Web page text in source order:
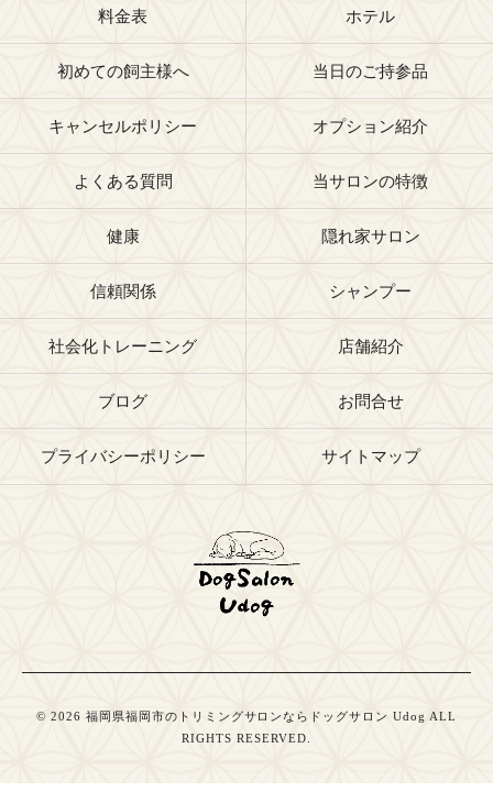
料金表 ホテル
初めての飼主様へ 当日のご持参品
キャンセルポリシー オプション紹介
よくある質問 当サロンの特徴
健康 隠れ家サロン
信頼関係 シャンプー
社会化トレーニング 店舗紹介
ブログ お問合せ
プライバシーポリシー サイトマップ
© 2026 福岡県福岡市のトリミングサロンならドッグサロン Udog ALL
RIGHTS RESERVED.